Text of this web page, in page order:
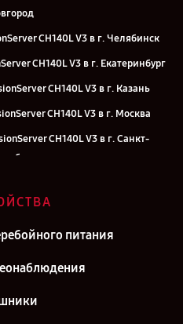
CH140L V3 в г. Челябинск
CH140L V3 в г. Екатеринбург
CH140L V3 в г. Казань
CH140L V3 в г. Москва
CH140L V3 в г. Санкт-
питания